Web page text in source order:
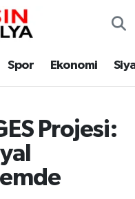
Spor Ekonomi
Projesi: